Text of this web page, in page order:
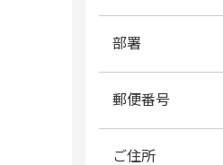
部署
郵便番号
ご住所